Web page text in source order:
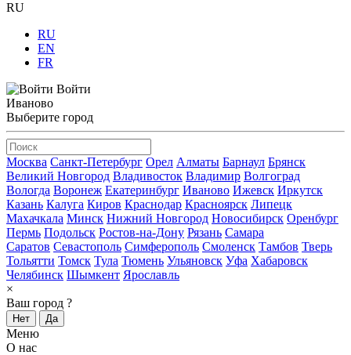
RU
RU
EN
FR
Войти
Иваново
Выберите город
Москва Санкт-Петербург Орел Алматы Барнаул Брянск
Великий Новгород Владивосток Владимир Волгоград
Вологда Воронеж Екатеринбург Иваново Ижевск Иркутск
Казань Калуга Киров Краснодар Красноярск Липецк
Махачкала Минск Нижний Новгород Новосибирск Оренбург
Пермь Подольск Ростов-на-Дону Рязань Самара
Саратов Севастополь Симферополь Смоленск Тамбов Тверь
Тольятти Томск Тула Тюмень Ульяновск Уфа Хабаровск
Челябинск Шымкент Ярославль
×
Ваш город ?
Нет Да
Меню
О нас